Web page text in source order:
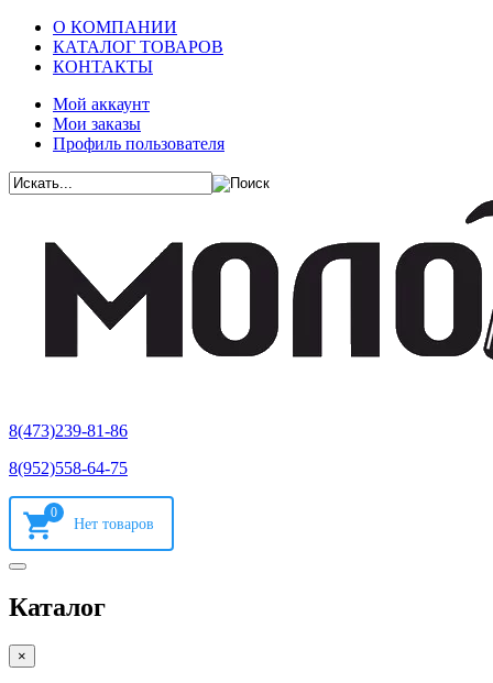
О КОМПАНИИ
КАТАЛОГ ТОВАРОВ
КОНТАКТЫ
Мой аккаунт
Мои заказы
Профиль пользователя
8(473)239-81-86
8(952)558-64-75
0
Каталог
×